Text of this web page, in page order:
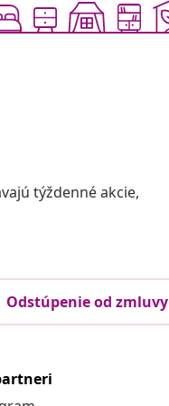
týždenné akcie,
Odstúpenie od zmluvy